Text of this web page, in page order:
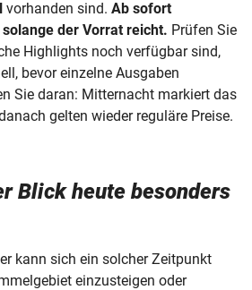
vorhanden sind. Ab sofort
der Vorrat reicht. Prüfen Sie
Highlights noch verfügbar sind,
bevor einzelne Ausgaben
Sie daran: Mitternacht markiert das
gelten wieder reguläre Preise.
Blick heute besonders
kann sich ein solcher Zeitpunkt
einzusteigen oder